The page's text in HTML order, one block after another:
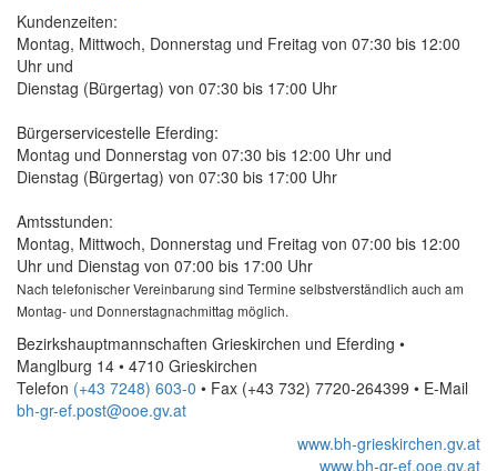
Kundenzeiten:
Montag, Mittwoch, Donnerstag und Freitag von 07:30 bis 12:00
Uhr und
Dienstag (Bürgertag) von 07:30 bis 17:00 Uhr
Bürgerservicestelle Eferding:
Montag und Donnerstag von 07:30 bis 12:00 Uhr und
Dienstag (Bürgertag) von 07:30 bis 17:00 Uhr
Amtsstunden:
Montag, Mittwoch, Donnerstag und Freitag von 07:00 bis 12:00
Uhr und Dienstag von 07:00 bis 17:00 Uhr
Nach telefonischer Vereinbarung sind Termine selbstverständlich auch am
Montag- und Donnerstagnachmittag möglich.
Bezirkshauptmannschaften Grieskirchen und Eferding •
Manglburg 14 • 4710 Grieskirchen
Telefon (+43 7248) 603-0 • Fax (+43 732) 7720-264399 • E-Mail
bh-gr-ef.post@ooe.gv.at
www.bh-grieskirchen.gv.at
www.bh-gr-ef.ooe.gv.at